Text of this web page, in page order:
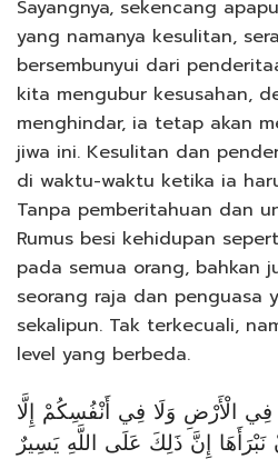
Sayangnya, sekencang
yang namanya kesulitan,
bersembunyui dari
kita mengubur kesusahan,
menghindar, ia tetap akan
jiwa ini. Kesulitan dan
di waktu-waktu ketika ia
Tanpa pemberitahuan dan
Rumus besi kehidupan
pada semua orang, bahkan
seorang raja dan penguasa
sekalipun. Tak terkecuali,
level yang berbeda.
الْأَرْضِ وَلَا فِي أَنْفُسِكُمْ إِلَّا
إِنَّ ذَلِكَ عَلَى اللَّهِ يَسِيرٌ